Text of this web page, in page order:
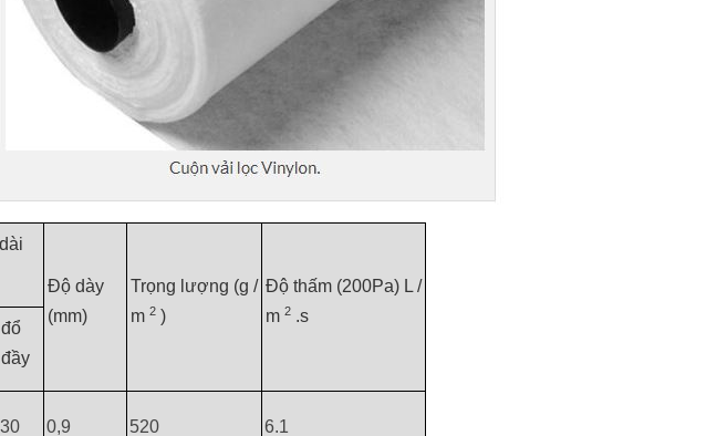
Độ dày
(mm)
Trọng lượng (g /
m 2 )
Độ thấm (200Pa) L /
m 2 .s
đổ
đầy
30 0,9 520 6.1